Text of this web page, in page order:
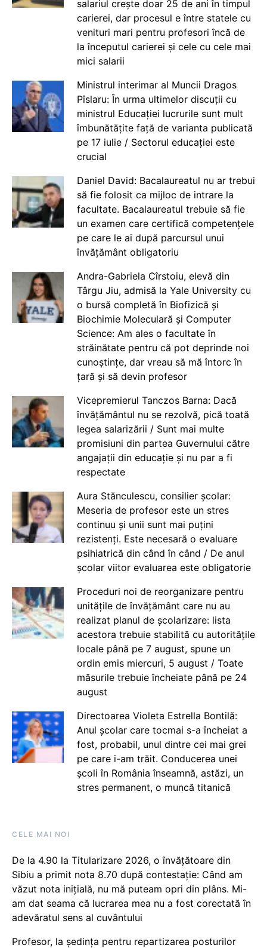
salariul crește doar 25 de ani în timpul
carierei, dar procesul e între statele cu
venituri mari pentru profesori încă de
la începutul carierei și cele cu cele mai
mici salarii
Ministrul interimar al Muncii Dragos
Pîslaru: În urma ultimelor discuții cu
ministrul Educației lucrurile sunt mult
îmbunătățite față de varianta publicată
pe 17 iulie / Sectorul educației este
crucial
Daniel David: Bacalaureatul nu ar trebui
să fie folosit ca mijloc de intrare la
facultate. Bacalaureatul trebuie să fie
un examen care certifică competențele
pe care le ai după parcursul unui
învățământ obligatoriu
Andra-Gabriela Cîrstoiu, elevă din
Târgu Jiu, admisă la Yale University cu
o bursă completă în Biofizică și
Biochimie Moleculară și Computer
Science: Am ales o facultate în
străinătate pentru că pot deprinde noi
cunoștințe, dar vreau să mă întorc în
țară și să devin profesor
Vicepremierul Tanczos Barna: Dacă
învățământul nu se rezolvă, pică toată
legea salarizării / Sunt mai multe
promisiuni din partea Guvernului către
angajații din educație și nu par a fi
respectate
Aura Stănculescu, consilier școlar:
Meseria de profesor este un stres
continuu și unii sunt mai puțini
rezistenți. Este necesară o evaluare
psihiatrică din când în când / De anul
școlar viitor evaluarea este obligatorie
Proceduri noi de reorganizare pentru
unitățile de învățământ care nu au
realizat planul de școlarizare: lista
acestora trebuie stabilită cu autoritățile
locale până pe 7 august, spune un
ordin emis miercuri, 5 august / Toate
măsurile trebuie încheiate până pe 24
august
Directoarea Violeta Estrella Bontilă:
Anul școlar care tocmai s-a încheiat a
fost, probabil, unul dintre cei mai grei
pe care i-am trăit. Conducerea unei
școli în România înseamnă, astăzi, un
stres permanent, o muncă titanică
CELE MAI NOI
De la 4.90 la Titularizare 2026, o învățătoare din
Sibiu a primit nota 8.70 după contestație: Când am
văzut nota inițială, nu mă puteam opri din plâns. Mi-
am dat seama că lucrarea mea nu a fost corectată în
adevăratul sens al cuvântului
Profesor, la ședința pentru repartizarea posturilor